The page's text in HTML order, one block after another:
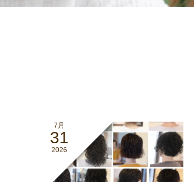
7月
31
2026